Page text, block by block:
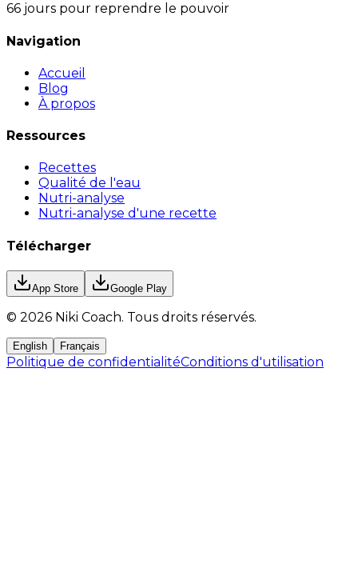
66 jours pour reprendre le pouvoir
Navigation
Accueil
Blog
À propos
Ressources
Recettes
Qualité de l'eau
Nutri-analyse
Nutri-analyse d'une recette
Télécharger
App Store Google Play
© 2026 Niki Coach. Tous droits réservés.
English Français
Politique de confidentialitéConditions d'utilisation